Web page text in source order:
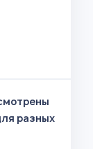
разных